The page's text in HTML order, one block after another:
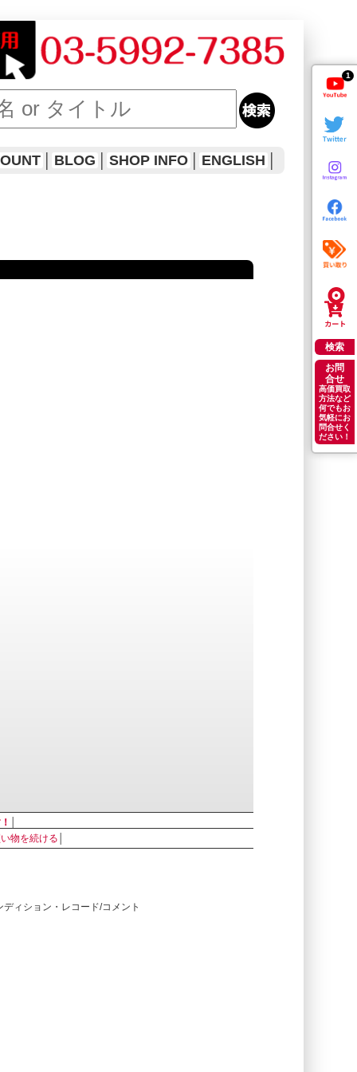
1
検索
お問
合せ
高価買取
方法など
何でもお
気軽にお
問合せく
ださい！
BLOG SHOP INFO ENGLISH
物を続ける
ィション・レコード/コメント